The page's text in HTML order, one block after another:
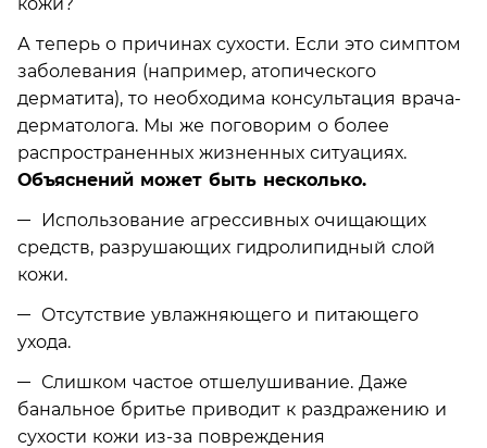
А теперь о причинах сухости. Если это симптом
заболевания (например, атопического
дерматита), то необходима консультация врача-
дерматолога. Мы же поговорим о более
распространенных жизненных ситуациях.
Объяснений может быть несколько.
Использование агрессивных очищающих
средств, разрушающих гидролипидный слой
кожи.
Отсутствие увлажняющего и питающего
ухода.
Слишком частое отшелушивание. Даже
банальное бритье приводит к раздражению и
сухости кожи из-за повреждения